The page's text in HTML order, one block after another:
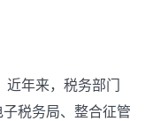
年来，税务部门
税务局、整合征管